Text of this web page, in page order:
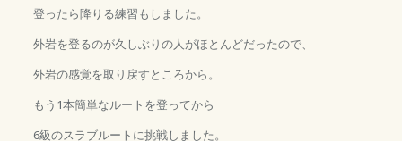
登ったら降りる練習もしました。
外岩を登るのが久しぶりの人がほとんどだったので、
外岩の感覚を取り戻すところから。
もう1本簡単なルートを登ってから
6級のスラブルートに挑戦しました。